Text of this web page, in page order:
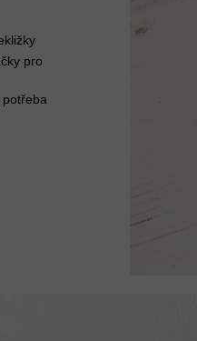
pro